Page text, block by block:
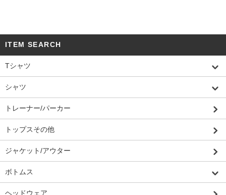
ITEM SEARCH
Tシャツ
シャツ
トレーナー/パーカー
トップスその他
ジャケット/アウター
ボトムス
ヘッドウェア